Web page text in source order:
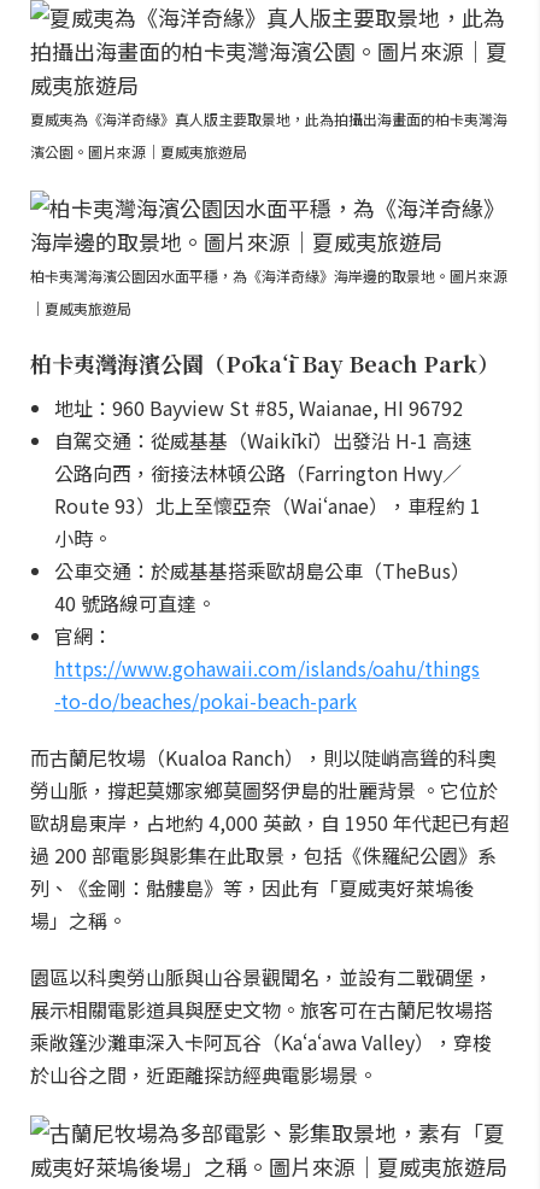
夏威夷為《海洋奇緣》真人版主要取景地，此為拍攝出海畫面的柏卡夷灣海
濱公園。圖片來源｜夏威夷旅遊局
柏卡夷灣海濱公園因水面平穩，為《海洋奇緣》海岸邊的取景地。圖片來源
｜夏威夷旅遊局
柏卡夷灣海濱公園（Pōkaʻī Bay Beach Park）
地址：960 Bayview St #85, Waianae, HI 96792
自駕交通：從威基基（Waikīkī）出發沿 H-1 高速
公路向西，銜接法林頓公路（Farrington Hwy／
Route 93）北上至懷亞奈（Waiʻanae），車程約 1
小時。
公車交通：於威基基搭乘歐胡島公車（TheBus）
40 號路線可直達。
官網：
https://www.gohawaii.com/islands/oahu/things
-to-do/beaches/pokai-beach-park
而古蘭尼牧場（Kualoa Ranch），則以陡峭高聳的科奧
勞山脈，撐起莫娜家鄉莫圖努伊島的壯麗背景 。它位於
歐胡島東岸，占地約 4,000 英畝，自 1950 年代起已有超
過 200 部電影與影集在此取景，包括《侏羅紀公園》系
列、《金剛：骷髏島》等，因此有「夏威夷好萊塢後
場」之稱。
園區以科奧勞山脈與山谷景觀聞名，並設有二戰碉堡，
展示相關電影道具與歷史文物。旅客可在古蘭尼牧場搭
乘敞篷沙灘車深入卡阿瓦谷（Kaʻaʻawa Valley），穿梭
於山谷之間，近距離探訪經典電影場景。